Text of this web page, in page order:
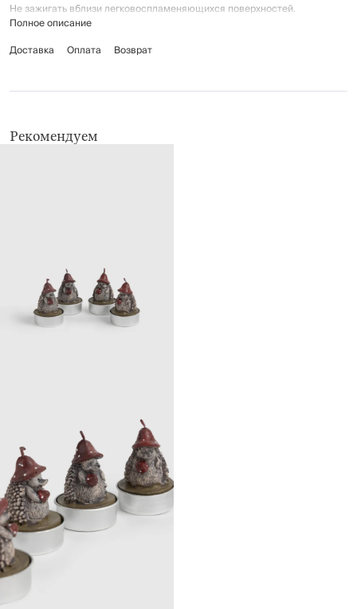
Не зажигать вблизи легковоспламеняющихся поверхностей.
Хранить в местах, недоступных для детей. Температура хранения от 0-
Полное описание
Доставка
Оплата Возврат
Рекомендуем